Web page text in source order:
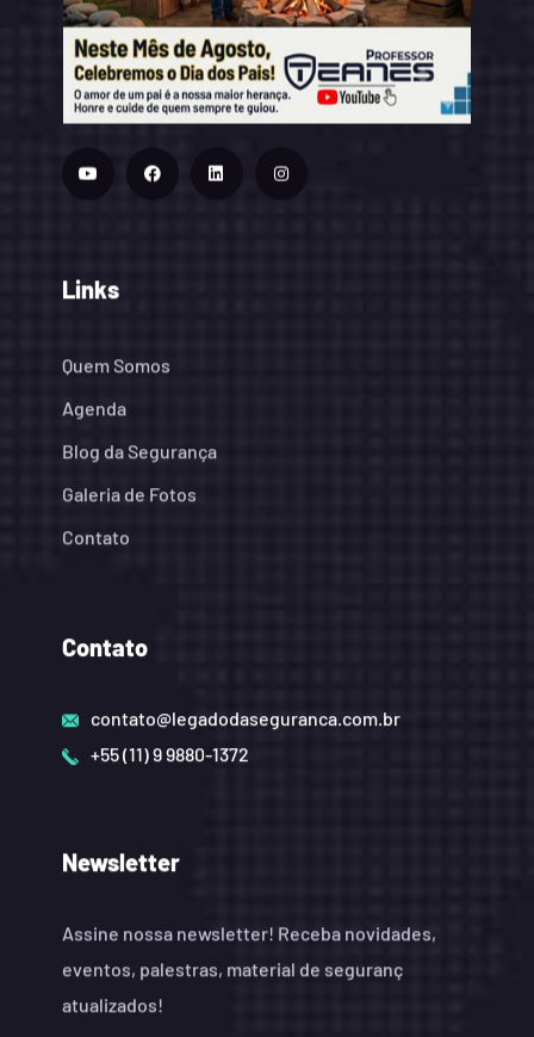
Links
Quem Somos
Agenda
Blog da Segurança
Galeria de Fotos
Contato
Contato
contato@legadodaseguranca.com.br
+55 (11) 9 9880-1372
Newsletter
Assine nossa newsletter! Receba novidades,
eventos, palestras, material de seguranç
atualizados!